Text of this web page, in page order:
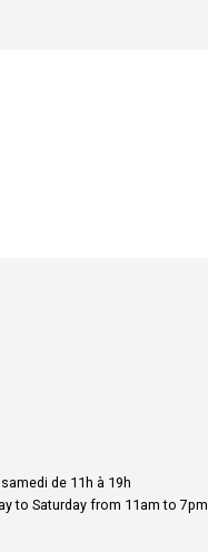
de 11h à 19h
to Saturday from 11am to 7pm